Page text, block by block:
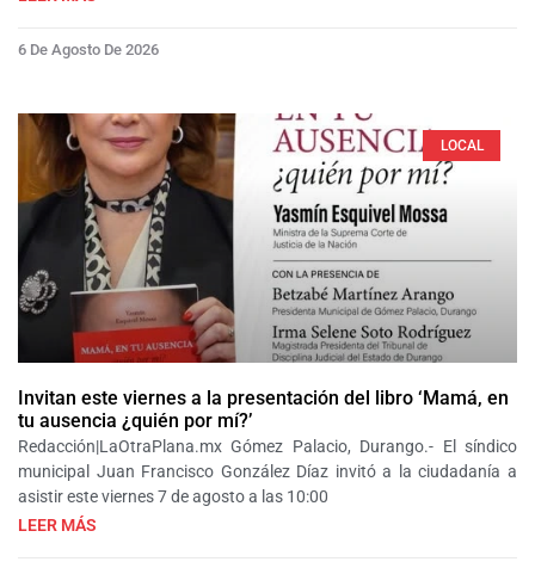
6 De Agosto De 2026
LOCAL
Invitan este viernes a la presentación del libro ‘Mamá, en
tu ausencia ¿quién por mí?’
Redacción|LaOtraPlana.mx Gómez Palacio, Durango.- El síndico
municipal Juan Francisco González Díaz invitó a la ciudadanía a
asistir este viernes 7 de agosto a las 10:00
LEER MÁS